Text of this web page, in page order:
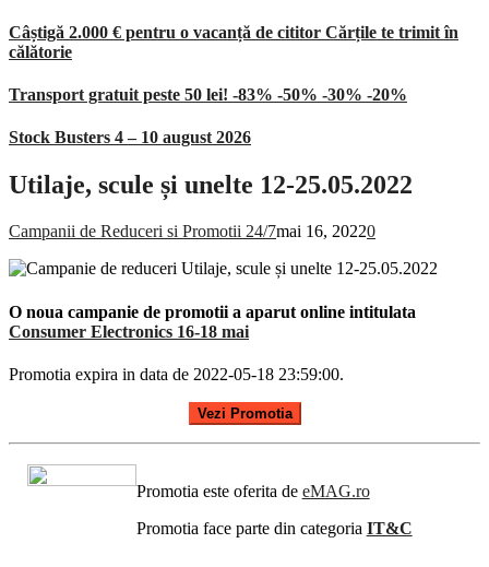
Câștigă 2.000 € pentru o vacanță de cititor Cărțile te trimit în
călătorie
Transport gratuit peste 50 lei! -83% -50% -30% -20%
Stock Busters 4 – 10 august 2026
Utilaje, scule și unelte 12-25.05.2022
Campanii de Reduceri si Promotii 24/7mai 16, 20220
O noua campanie de promotii a aparut online intitulata
Consumer Electronics 16-18 mai
Promotia expira in data de 2022-05-18 23:59:00.
Vezi Promotia
Promotia este oferita de eMAG.ro
Promotia face parte din categoria IT&C